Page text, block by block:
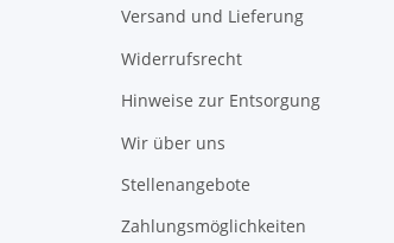
Versand und Lieferung
Widerrufsrecht
Hinweise zur Entsorgung
Wir über uns
Stellenangebote
Zahlungsmöglichkeiten